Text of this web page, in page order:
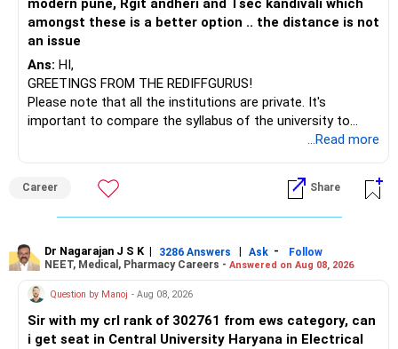
modern pune, Rgit andheri and Tsec kandivali which
amongst these is a better option .. the distance is not
an issue
Ans: HI,
GREETINGS FROM THE REDIFFGURUS!
Please note that all the institutions are private. It's
important to compare the syllabus of the university to
which the institution is affiliated. Typically, the university's
institution's name. Start by reviewing the syllabus, then look
at the faculty (especially the turnover rate) and the
infrastructure, like the mechanical labs, which are crucial.
After the second year of your course, consider taking an
AIML course to boost your job employability.
BEST WISHES.
...Read more
Career Share
Dr Nagarajan J S K | 3286 Answers | Ask -
Follow
NEET, Medical, Pharmacy Careers - Answered on Aug 08, 2026
Question by Manoj - Aug 08, 2026
Sir with my crl rank of 302761 from ews category, can
i get seat in Central University Haryana in Electrical